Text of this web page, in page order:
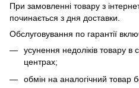
При замовленні товару з
починається з дня доставки.
Обслуговування по гарантії
усунення недоліків товару в
центрах;
обмін на аналогічний товар